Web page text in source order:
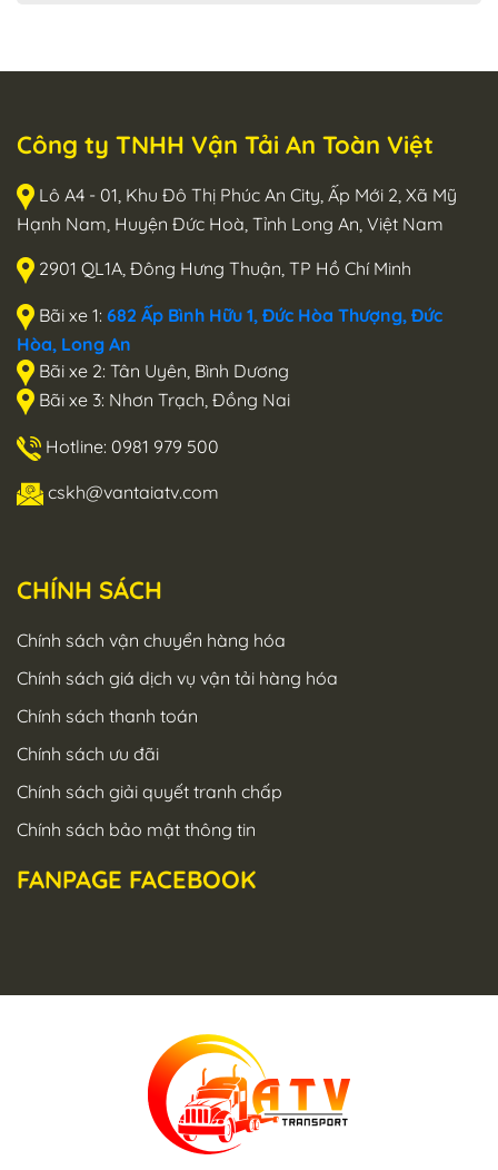
Công ty TNHH Vận Tải An Toàn Việt
Lô A4 - 01, Khu Đô Thị Phúc An City, Ấp Mới 2, Xã Mỹ
Hạnh Nam, Huyện Đức Hoà, Tỉnh Long An, Việt Nam
2901 QL1A, Đông Hưng Thuận, TP Hồ Chí Minh
Bãi xe 1: 682 Ấp Bình Hữu 1, Đức Hòa Thượng, Đức
Hòa, Long An
Bãi xe 2: Tân Uyên, Bình Dương
Bãi xe 3: Nhơn Trạch, Đồng Nai
Hotline: 0981 979 500
cskh@vantaiatv.com
CHÍNH SÁCH
Chính sách vận chuyển hàng hóa
Chính sách giá dịch vụ vận tải hàng hóa
Chính sách thanh toán
Chính sách ưu đãi
Chính sách giải quyết tranh chấp
Chính sách bảo mật thông tin
FANPAGE FACEBOOK